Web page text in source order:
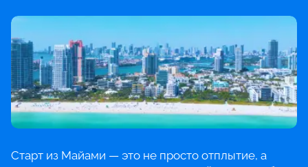
Старт из Майами — это не просто отплытие, а